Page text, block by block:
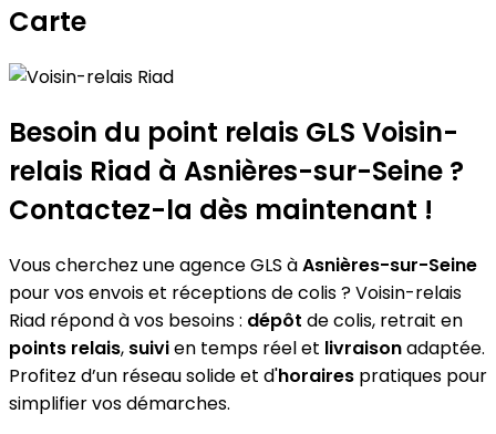
Carte
+
−
Besoin du point relais GLS Voisin-
relais Riad à Asnières-sur-Seine ?
Contactez-la dès maintenant !
Vous cherchez une agence GLS àAsnières-sur-Seine
pour vos envois et réceptions de colis ? Voisin-relais
Riad répond à vos besoins : dépôt de colis, retrait en
points relais, suivien temps réel et livraisonadaptée.
Profitez d’un réseau solide et d'horaires pratiques pour
simplifier vos démarches.